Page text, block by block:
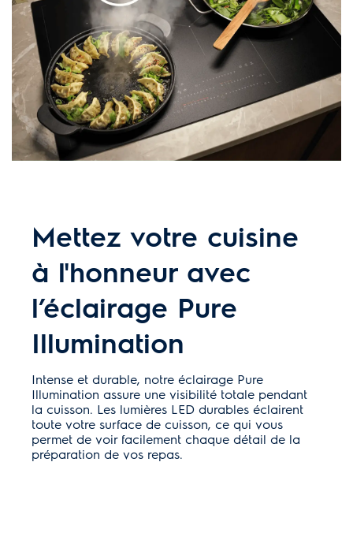
Mettez votre cuisine
à l'honneur avec
l’éclairage Pure
Illumination
Intense et durable, notre éclairage Pure
Illumination assure une visibilité totale pendant
la cuisson. Les lumières LED durables éclairent
toute votre surface de cuisson, ce qui vous
permet de voir facilement chaque détail de la
préparation de vos repas.